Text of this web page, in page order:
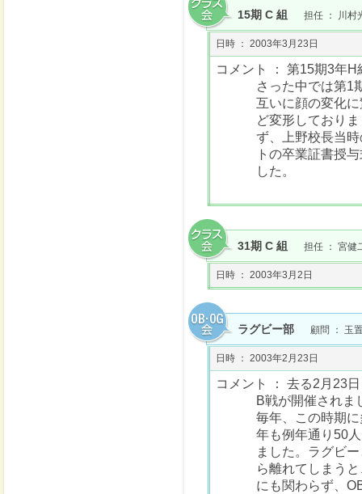
15期 C 組 担任 ： 川村
日時 ： 2003年3月23日
コメント ： 第15期3年
さった中では第1
互いに顔の変化
ど変形しており
ず、上野校長当
トの卒業証書授
した。
31期 C 組 担任 ： 宮健
日時 ： 2003年3月2日
ラグビー部 顧問 ： 玉
日時 ： 2003年2月23日
コメント ： 去る2月23
B戦が開催されま
毎年、この時期
年も例年通り50
ました。ラグビ
ら離れてしまう
にも関わらず、